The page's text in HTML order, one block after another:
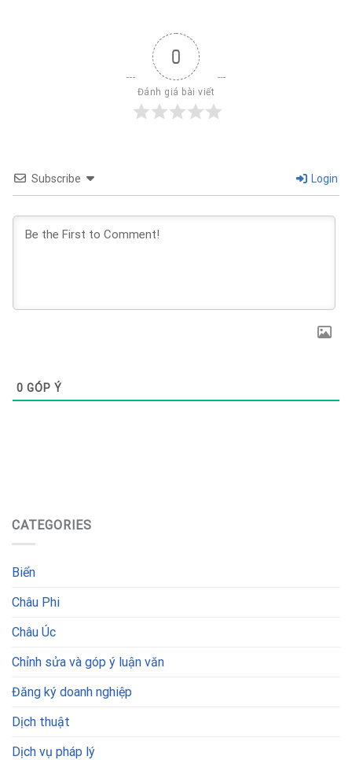
0
Đánh giá bài viết
Subscribe Login
0 GÓP Ý
CATEGORIES
Biển
Châu Phi
Châu Úc
Chỉnh sửa và góp ý luận văn
Đăng ký doanh nghiệp
Dịch thuật
Dịch vụ pháp lý